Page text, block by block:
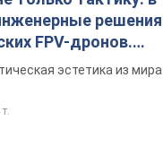
решения
FPV-дронов.
эстетика из мира